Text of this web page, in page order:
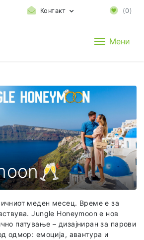
Контакт (0)
Мени
меден месец. Време е за
Jungle Honeymoon е нов
патување – дизајниран за парови
одмор: емоција, авантура и